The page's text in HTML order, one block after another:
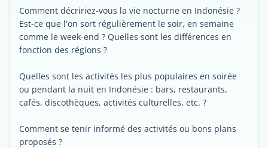
Comment décririez-vous la vie nocturne en Indonésie ?
Est-ce que l'on sort régulièrement le soir, en semaine
comme le week-end ? Quelles sont les différences en
fonction des régions ?
Quelles sont les activités les plus populaires en soirée
ou pendant la nuit en Indonésie : bars, restaurants,
cafés, discothèques, activités culturelles, etc. ?
Comment se tenir informé des activités ou bons plans
proposés ?